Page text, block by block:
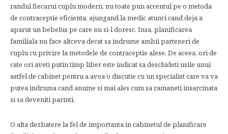
randul fiecarui cuplu modern, nu toate pun accentul pe o metoda
de contraceptie eficienta, ajungand la medic atunci cand deja a
aparut un bebelus pe care nu si-l doresc. Insa, planificarea
familiala nu face altceva decat sa indrume ambii parteneri de
cuplu cu privire la metodele de contraceptie alese. De aceea, ori de
cate ori aveti putin timp liber este indicat sa deschideti usile unui
astfel de cabinet pentru a avea o discutie cu un specialist care va va
putea indruma cand anume si mai ales cum sa ramaneti insarcinata
si sa deveniti parinti.
O alta dezbatere la fel de importanta in cabinetul de planificare